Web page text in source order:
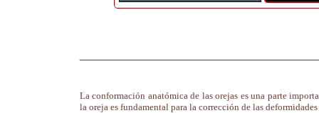
La conformación anatómica de las orejas es una parte
la oreja es fundamental para la corrección de las